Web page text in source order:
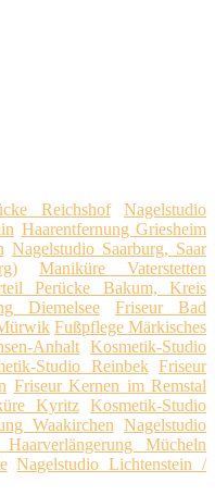
Reichshof
Nagelstudio
Haarentfernung Griesheim
Nagelstudio Saarburg, Saar
Maniküre Vaterstetten
Perücke Bakum, Kreis
Diemelsee
Friseur Bad
Fußpflege Märkisches
Anhalt Kosmetik-Studio
Studio Reinbek Friseur
Friseur Kernen im Remstal
Kyritz
Kosmetik-Studio
Waakirchen Nagelstudio
Haarverlängerung Mücheln
Nagelstudio Lichtenstein /